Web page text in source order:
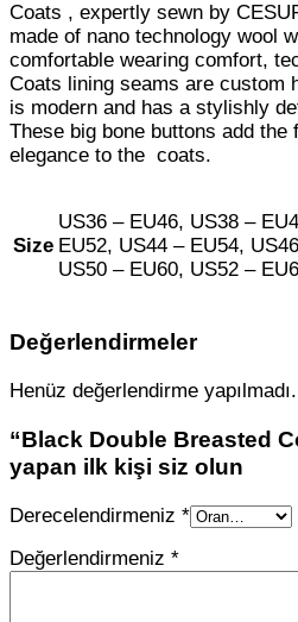
Coats , expertly sewn by
made of nano technology wool
comfortable wearing comfort,
Coats lining seams are custom
is modern and has a stylishly
These big bone buttons add the
elegance to the coats.
Size
US36 – EU46, US38 –
EU52, US44 – EU54,
US50 – EU60, US52 –
Değerlendirmeler
Henüz değerlendirme yapılmadı.
“Black Double Breasted
yapan ilk kişi siz olun
Derecelendirmeniz *
Değerlendirmeniz *